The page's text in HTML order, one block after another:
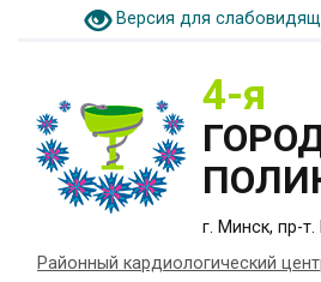
Версия для
4-я
г. Минск, пр-
Районный кардиологический